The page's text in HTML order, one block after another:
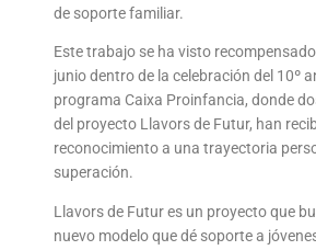
de soporte familiar.
Este trabajo se ha visto
junio dentro de la celebración del 10º
programa Caixa Proinfancia, donde
del proyecto Llavors de Futur, han
reconocimiento a una trayectoria
superación.
Llavors de Futur es un proyecto que
nuevo modelo que dé soporte a